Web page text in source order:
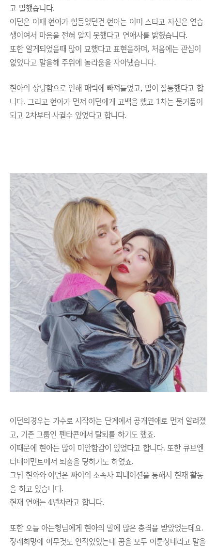
고 말했습니다.
이던은 이때 현아가 힘들었던건 현아는 이미 스타고 자신은 연습
생이여서 마음을 전혀 알지 못했다고 연애사를 밝혔습니다.
또한 알게되었을때 많이 묘했다고 표현을하며, 처음에는 관심이
없었다고 말을해 주위에 놀라움을 자아냈습니다.
현아의 상냥함으로 인해 매력에 빠져들었고, 말이 잘통했다고 합
니다. 그리고 현아가 먼저 이던에게 고백을 했고 1차는 물거품이
되고 2차부터 사귈수 있었다고 합니다.
이던의경우는 가수로 시작하는 단계에서 공개연애로 먼저 알려졌
고, 기존 그룹인 펜타콘에서 탈퇴를 하기도 했죠.
이때문에 현아는 많이 미안함감이 있었다고 합니다. 또한 큐브엔
터테이먼트에서 퇴출을 당하기도 하였죠.
그뒤 현와와 이던은 싸이의 소속사 피네이션을 통해서 현재 활동
을 하고 있습니다.
현재 연애는 4년차라고 합니다.
또한 오늘 아는형님에게 현아의 말에 많은 충격을 받았었는데요.
장래희망에 아무것도 안적었었는데 꿈을 모두 이룬상태라고 말을